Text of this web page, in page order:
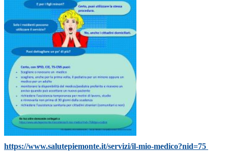
https://www.salutepiemonte.it/servizi/il-mio-medico?nid=75